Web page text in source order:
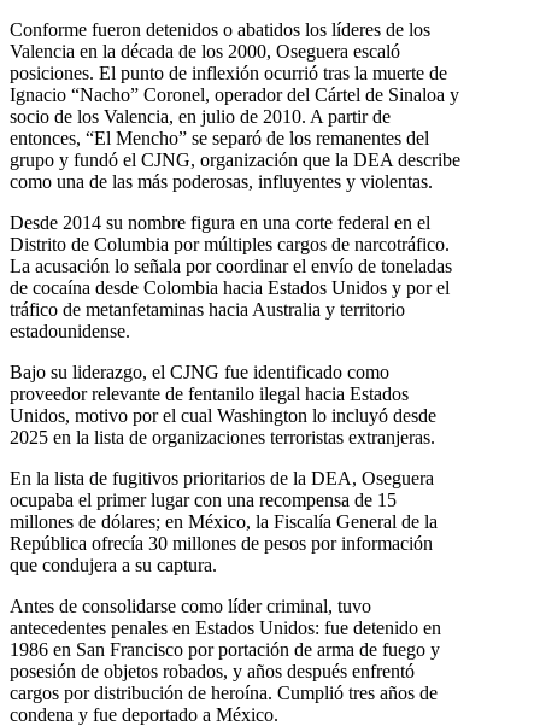
Conforme fueron detenidos o abatidos los líderes de los
Valencia en la década de los 2000, Oseguera escaló
posiciones. El punto de inflexión ocurrió tras la muerte de
Ignacio “Nacho” Coronel, operador del Cártel de Sinaloa y
socio de los Valencia, en julio de 2010. A partir de
entonces, “El Mencho” se separó de los remanentes del
grupo y fundó el CJNG, organización que la DEA describe
como una de las más poderosas, influyentes y violentas.
Desde 2014 su nombre figura en una corte federal en el
Distrito de Columbia por múltiples cargos de narcotráfico.
La acusación lo señala por coordinar el envío de toneladas
de cocaína desde Colombia hacia Estados Unidos y por el
tráfico de metanfetaminas hacia Australia y territorio
estadounidense.
Bajo su liderazgo, el CJNG fue identificado como
proveedor relevante de fentanilo ilegal hacia Estados
Unidos, motivo por el cual Washington lo incluyó desde
2025 en la lista de organizaciones terroristas extranjeras.
En la lista de fugitivos prioritarios de la DEA, Oseguera
ocupaba el primer lugar con una recompensa de 15
millones de dólares; en México, la Fiscalía General de la
República ofrecía 30 millones de pesos por información
que condujera a su captura.
Antes de consolidarse como líder criminal, tuvo
antecedentes penales en Estados Unidos: fue detenido en
1986 en San Francisco por portación de arma de fuego y
posesión de objetos robados, y años después enfrentó
cargos por distribución de heroína. Cumplió tres años de
condena y fue deportado a México.